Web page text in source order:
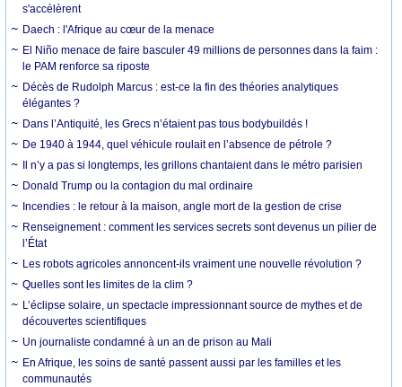
s'accélèrent
Daech : l'Afrique au cœur de la menace
El Niño menace de faire basculer 49 millions de personnes dans la faim :
le PAM renforce sa riposte
Décès de Rudolph Marcus : est-ce la fin des théories analytiques
élégantes ?
Dans l’Antiquité, les Grecs n’étaient pas tous bodybuildés !
De 1940 à 1944, quel véhicule roulait en l’absence de pétrole ?
Il n’y a pas si longtemps, les grillons chantaient dans le métro parisien
Donald Trump ou la contagion du mal ordinaire
Incendies : le retour à la maison, angle mort de la gestion de crise
Renseignement : comment les services secrets sont devenus un pilier de
l’État
Les robots agricoles annoncent-ils vraiment une nouvelle révolution ?
Quelles sont les limites de la clim ?
L’éclipse solaire, un spectacle impressionnant source de mythes et de
découvertes scientifiques
Un journaliste condamné à un an de prison au Mali
En Afrique, les soins de santé passent aussi par les familles et les
communautés